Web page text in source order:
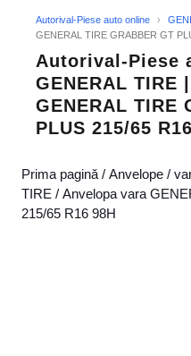
Autorival-Piese auto online ›
GENERAL TIRE GRABBER GT
Autorival-Piese
GENERAL TIRE
GENERAL TIRE
PLUS 215/65
Prima pagină / Anvelope /
TIRE / Anvelopa vara
215/65 R16 98H